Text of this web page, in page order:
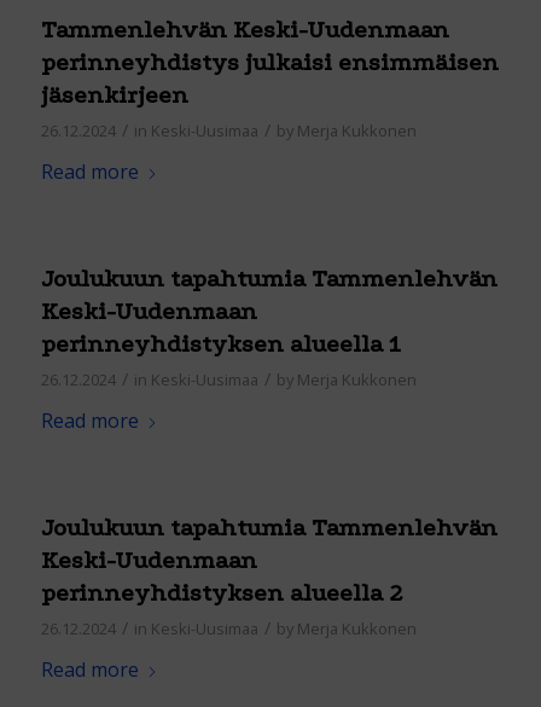
Tammenlehvän Keski-Uudenmaan
perinneyhdistys julkaisi ensimmäisen
jäsenkirjeen
26.12.2024 / in Keski-Uusimaa / by Merja Kukkonen
Read more
Joulukuun tapahtumia Tammenlehvän
Keski-Uudenmaan
perinneyhdistyksen alueella 1
26.12.2024 / in Keski-Uusimaa / by Merja Kukkonen
Read more
Joulukuun tapahtumia Tammenlehvän
Keski-Uudenmaan
perinneyhdistyksen alueella 2
26.12.2024 / in Keski-Uusimaa / by Merja Kukkonen
Read more